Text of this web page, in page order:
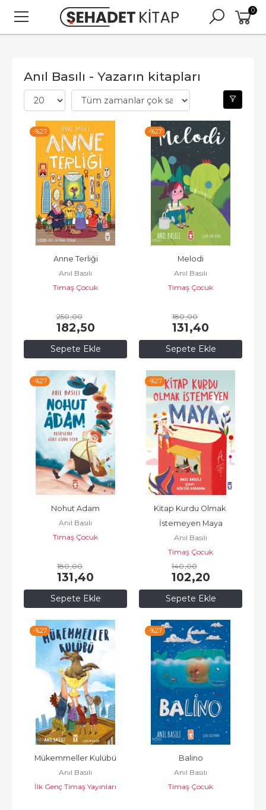
0
Anıl Basılı - Yazarın kitapları
-%27
Sepete Ekle
Anne Terliği
Anıl Basılı
Timaş Çocuk
250,00
182,50
-%27
Sepete Ekle
Melodi
Anıl Basılı
Timaş Çocuk
180,00
131,40
-%27
Sepete Ekle
Nohut Adam
Anıl Basılı
Timaş Çocuk
180,00
131,40
-%27
Sepete Ekle
Kitap Kurdu Olmak
İstemeyen Maya
Anıl Basılı
Timaş Çocuk
140,00
102,20
-%27
Mükemmeller Kulübü
Anıl Basılı
İlk Genç Timaş Yayınları
-%27
Balino
Anıl Basılı
Timaş Çocuk